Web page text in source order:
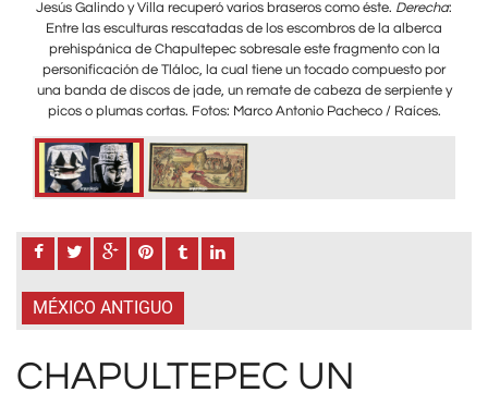
Jesús Galindo y Villa recuperó varios braseros como éste. Derecha:
Entre las esculturas rescatadas de los escombros de la alberca
prehispánica de Chapultepec sobresale este fragmento con la
personificación de Tláloc, la cual tiene un tocado compuesto por
una banda de discos de jade, un remate de cabeza de serpiente y
picos o plumas cortas. Fotos: Marco Antonio Pacheco / Raíces.
MÉXICO ANTIGUO
CHAPULTEPEC UN